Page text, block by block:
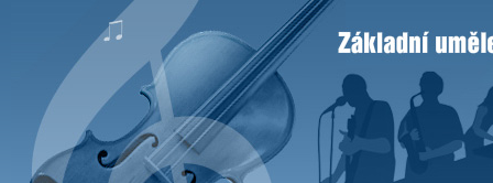
ZUŠ Letovice